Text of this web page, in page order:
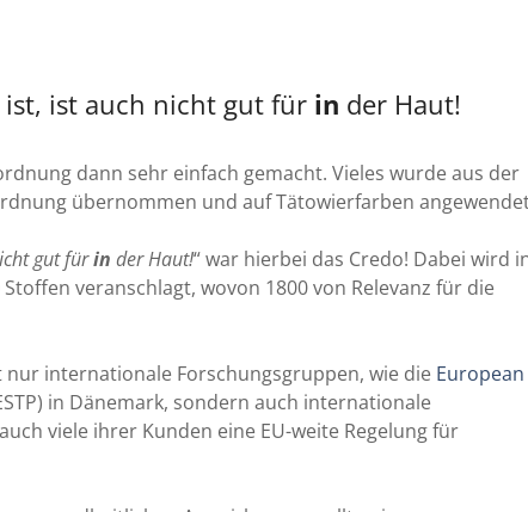
ist auch nicht gut für in der Haut!
dann sehr einfach gemacht. Vieles wurde aus der
übernommen und auf Tätowierfarben
gut fürin der Haut!“ war hierbei das Credo! Dabei wird
veranschlagt, wovon 1800 von Relevanz für die
internationale Forschungsgruppen, wie die European
in Dänemark, sondern auch internationale
viele ihrer Kunden eine EU-weite Regelung für